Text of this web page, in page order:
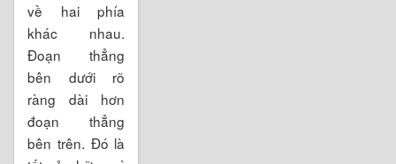
về hai phía
khác nhau.
Đoạn thẳng
bên dưới rõ
ràng dài hơn
đoạn thẳng
bên trên. Đó là